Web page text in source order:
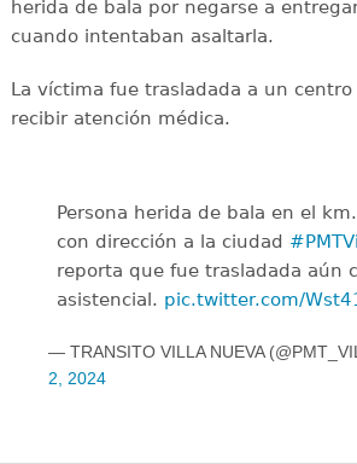
herida de bala por negarse a
cuando intentaban asaltarla.
La víctima fue trasladada a un
recibir atención médica.
Persona herida de bala en el
con dirección a la ciudad
reporta que fue trasladada aún
asistencial. pic.twitter.com/
— TRANSITO VILLA NUEVA
2, 2024